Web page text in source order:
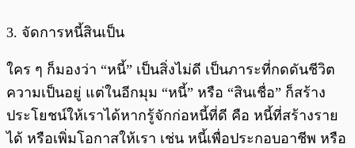
3. จัดการหนี้สินเป็น
ใคร ๆ ก็มองว่า “หนี้” เป็นสิ่งไม่ดี เป็นภาระที่กดดันชีวิต
ความเป็นอยู่ แต่ในอีกมุม “หนี้” หรือ “สินเชื่อ” ก็สร้าง
ประโยชน์ให้เราได้หากรู้จักก่อหนี้ที่ดี คือ หนี้ที่สร้างราย
ได้ หรือเพิ่มโอกาสให้เรา เช่น หนี้เพื่อประกอบอาชีพ หรือ